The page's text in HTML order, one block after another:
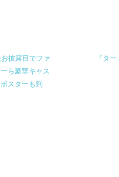
披露目でファ
ら豪華キャス
スターも到
『タ